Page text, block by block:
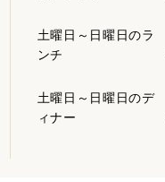
土曜日～日曜日のラ
ンチ
土曜日～日曜日のデ
ィナー